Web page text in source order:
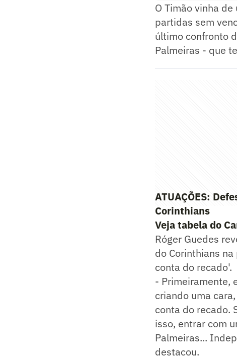
O Timão vinha
partidas sem
último confronto
Palmeiras - que
ATUAÇÕES:
Corinthians
Veja tabela do
Róger Guedes
do Corinthians
conta do recado'.
- Primeiramente,
criando uma
conta do recado.
isso, entrar com
Palmeiras...
destacou.